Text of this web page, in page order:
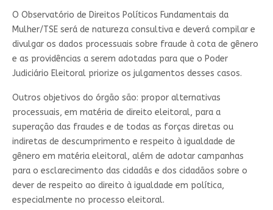
O Observatório de Direitos Políticos Fundamentais da
Mulher/TSE será de natureza consultiva e deverá compilar e
divulgar os dados processuais sobre fraude à cota de gênero
e as providências a serem adotadas para que o Poder
Judiciário Eleitoral priorize os julgamentos desses casos.
Outros objetivos do órgão são: propor alternativas
processuais, em matéria de direito eleitoral, para a
superação das fraudes e de todas as forças diretas ou
indiretas de descumprimento e respeito à igualdade de
gênero em matéria eleitoral, além de adotar campanhas
para o esclarecimento das cidadãs e dos cidadãos sobre o
dever de respeito ao direito à igualdade em política,
especialmente no processo eleitoral.